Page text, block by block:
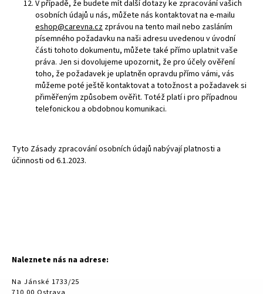
V případě, že budete mít další dotazy ke zpracování vašich
osobních údajů u nás, můžete nás kontaktovat na e-mailu
eshop@carevna.cz zprávou na tento mail nebo zasláním
písemného požadavku na naši adresu uvedenou v úvodní
části tohoto dokumentu, můžete také přímo uplatnit vaše
práva. Jen si dovolujeme upozornit, že pro účely ověření
toho, že požadavek je uplatněn opravdu přímo vámi, vás
můžeme poté ještě kontaktovat a totožnost a požadavek si
přiměřeným způsobem ověřit. Totéž platí i pro případnou
telefonickou a obdobnou komunikaci.
Tyto Zásady zpracování osobních údajů nabývají platnosti a
účinnosti od 6.1.2023.
Naleznete nás na adrese:
Na Jánské 1733/25